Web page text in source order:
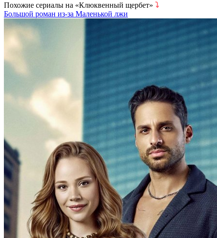
Похожие сериалы на «Клюквенный щербет» ⤵
Большой роман из-за Маленькой лжи